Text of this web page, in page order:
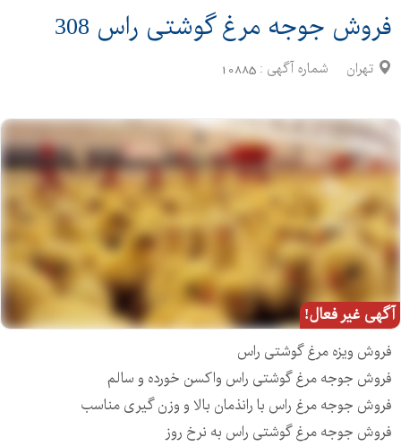
فروش جوجه مرغ گوشتی راس 308
تهران شماره آگهی : 10885
آگهی غیر فعال!
فروش ویزه مرغ گوشتی راس
فروش جوجه مرغ گوشتی راس واکسن خورده و سالم
فروش جوجه مرغ راس با رانذمان بالا و وزن گیری مناسب
فروش جوجه مرغ گوشتی راس به نرخ روز